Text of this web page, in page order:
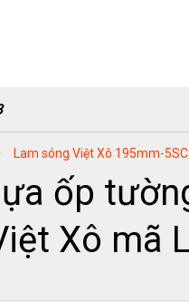
Lam sóng Việt Xô 195mm-5SC
ốp
Xô mã